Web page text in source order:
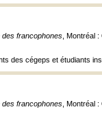
des francophones , Montréal
des cégeps et étudiants
des francophones , Montréal